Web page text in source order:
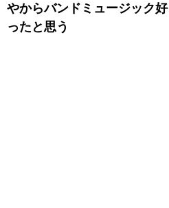
やからバンドミュージック
ったと思う